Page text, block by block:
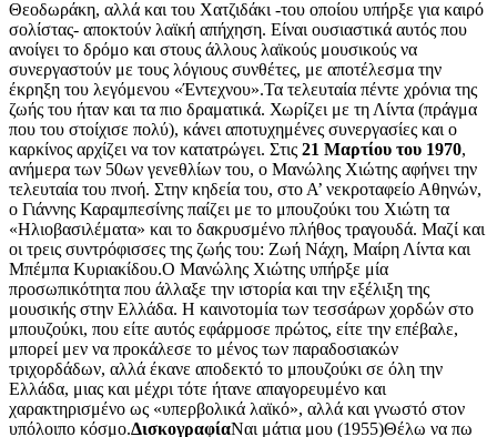
Θεοδωράκη, αλλά και του Χατζιδάκι -του οποίου υπήρξε για καιρό
σολίστας- αποκτούν λαϊκή απήχηση. Είναι ουσιαστικά αυτός που
ανοίγει το δρόμο και στους άλλους λαϊκούς μουσικούς να
συνεργαστούν με τους λόγιους συνθέτες, με αποτέλεσμα την
έκρηξη του λεγόμενου «Έντεχνου».Τα τελευταία πέντε χρόνια της
ζωής του ήταν και τα πιο δραματικά. Χωρίζει με τη Λίντα (πράγμα
που του στοίχισε πολύ), κάνει αποτυχημένες συνεργασίες και ο
καρκίνος αρχίζει να τον κατατρώγει. Στις 21 Μαρτίου του 1970,
ανήμερα των 50ων γενεθλίων του, ο Μανώλης Χιώτης αφήνει την
τελευταία του πνοή. Στην κηδεία του, στο Α’ νεκροταφείο Αθηνών,
ο Γιάννης Καραμπεσίνης παίζει με το μπουζούκι του Χιώτη τα
«Ηλιοβασιλέματα» και το δακρυσμένο πλήθος τραγουδά. Μαζί και
οι τρεις συντρόφισσες της ζωής του: Ζωή Νάχη, Μαίρη Λίντα και
Μπέμπα Κυριακίδου.Ο Μανώλης Χιώτης υπήρξε μία
προσωπικότητα που άλλαξε την ιστορία και την εξέλιξη της
μουσικής στην Ελλάδα. Η καινοτομία των τεσσάρων χορδών στο
μπουζούκι, που είτε αυτός εφάρμοσε πρώτος, είτε την επέβαλε,
μπορεί μεν να προκάλεσε το μένος των παραδοσιακών
τριχορδάδων, αλλά έκανε αποδεκτό το μπουζούκι σε όλη την
Ελλάδα, μιας και μέχρι τότε ήτανε απαγορευμένο και
χαρακτηρισμένο ως «υπερβολικά λαϊκό», αλλά και γνωστό στον
υπόλοιπο κόσμο.ΔισκογραφίαΝαι μάτια μου (1955)Θέλω να πω